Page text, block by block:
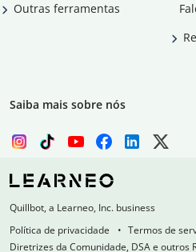
Outras ferramentas
Saiba mais sobre nós
Quillbot, a Learneo, Inc. business
Política de privacidade
Termos de
Diretrizes da Comunidade, DSA e outros